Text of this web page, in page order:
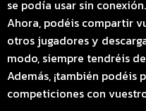
se podía usar sin conexión.
Ahora, podéis compartir
otros jugadores y
modo, siempre tendréis
Además, ¡también podéis
competiciones con